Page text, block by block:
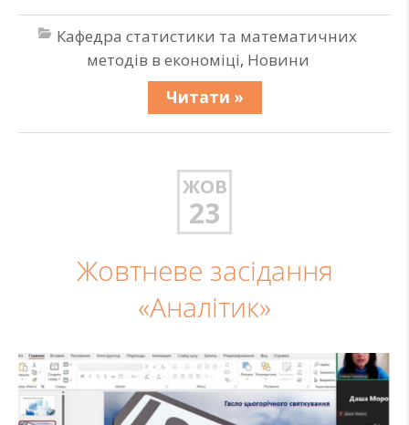
Кафедра статистики та математичних
методів в економіці, Новини
Читати »
ЖОВ
23
Жовтневе засідання
«Аналітик»